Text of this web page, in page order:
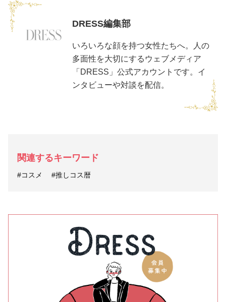
DRESS編集部
いろいろな顔を持つ女性たちへ。人の
多面性を大切にするウェブメディア
「DRESS」公式アカウントです。イ
ンタビューや対談を配信。
関連するキーワード
#コスメ #推しコス暦